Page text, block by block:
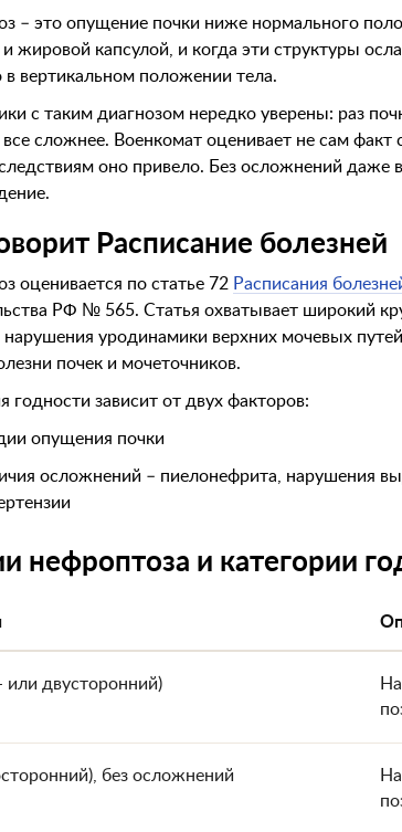
– это опущение почки ниже нормального
и жировой капсулой, и когда эти структуры
в вертикальном положении тела.
с таким диагнозом нередко уверены: раз
все сложнее. Военкомат оценивает не сам
оно привело. Без осложнений даже
Расписание болезней
оценивается по статье 72 Расписания
РФ № 565. Статья охватывает широкий
уродинамики верхних мочевых
почек и мочеточников.
годности зависит от двух факторов:
опущения почки
осложнений – пиелонефрита, нарушения
нефроптоза и категории
или двусторонний)
без осложнений